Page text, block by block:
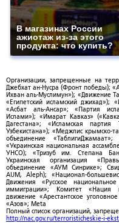
В магазинах России
ажиотаж из-за этого
продукта: что купить?
Организации, запрещенные на
Джебхат ан-Нусра (Фронт победы);
Ихван аль-Муслимун»); «Движение
«Египетский исламский джихад»);
«Асбат аль-Ансар»; «Партия
Ислами»); «Имарат Кавказ»
Дагестана»; «Исламская
Узбекистана»); «Меджлис крымско-
объединение
«Украинская национальная
УНСО); «Тризуб им. Степана
Украинская организация
объединение «АУМ Синрике»;
AUM, Aleph); «Национал-
Движения «Русское
иммиграции»; Комитет «Нация
движение «Арестантское
«Азов»; Meta
Полный список организаций,
http://nac.gov.ru/terroristicheskie-i-